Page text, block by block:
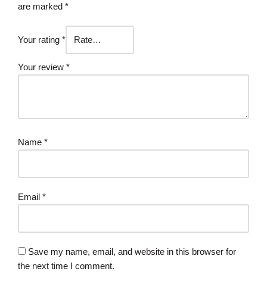
are marked *
Your rating *
Your review *
Name *
Email *
Save my name, email, and website in this browser for
the next time I comment.